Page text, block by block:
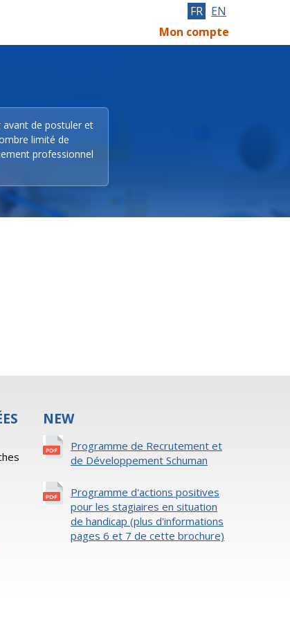
FR EN
Mon compte
avant de postuler et
limité de
professionnel
NEW
Programme de Recrutement et
de Développement Schuman
Programme d'actions positives
pour les stagiaires en situation
de handicap (plus d'informations
pages 6 et 7 de cette brochure)